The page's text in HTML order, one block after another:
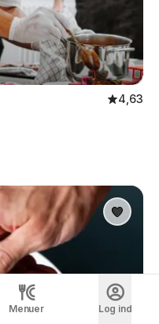
4,63
Menuer Log ind